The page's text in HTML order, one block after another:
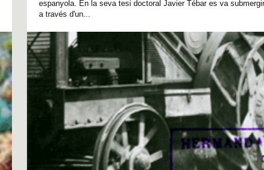
espanyola. En la seva tesi doctoral Javier Tébar es va
a través d'un...